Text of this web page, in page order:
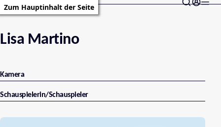
Zum Hauptinhalt der Seite
Lisa Martino
Kamera
Schauspielerin/Schauspieler